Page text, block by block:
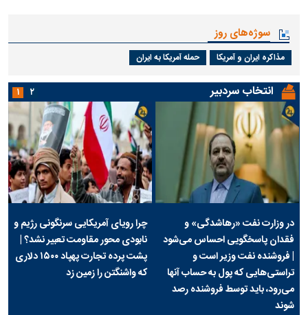
سوژه‌های روز
مذاکره ایران و آمریکا حمله آمریکا به ایران
انتخاب سردبیر
در وزارت نفت «رهاشدگی» و
فقدان پاسخگویی احساس می‌شود
| فروشنده نفت وزیر است و
تراستی‌هایی که پول به حساب آنها
می‌رود، باید توسط فروشنده رصد
شوند
چرا رویای آمریکایی سرنگونی رژیم و
نابودی محور مقاومت تعبیر نشد؟ |
پشت پرده تجارت پهپاد‌ ۱۵۰۰ دلاری
که واشنگتن را زمین زد
۱ ۲